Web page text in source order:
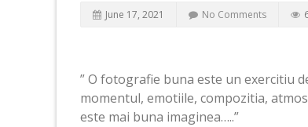
June 17, 2021 No Comments
” O fotografie buna este un exercitiu
momentul, emotiile, compozitia,
este mai buna imaginea…..”